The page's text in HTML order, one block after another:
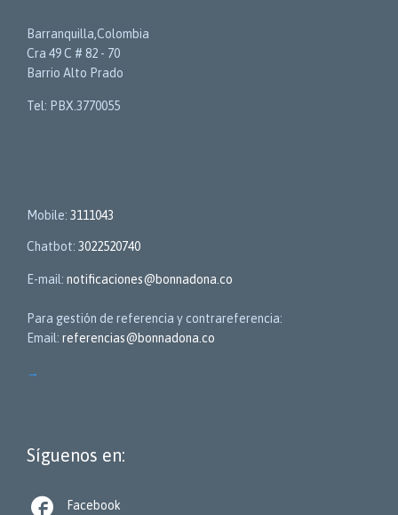
Barranquilla,Colombia
Cra 49 C # 82 - 70
Barrio Alto Prado
Tel: PBX.3770055
Mobile: 3111043
Chatbot: 3022520740
E-mail: notificaciones@bonnadona.co
Para gestión de referencia y contrareferencia:
Email: referencias@bonnadona.co
→
Síguenos en:
 Facebook